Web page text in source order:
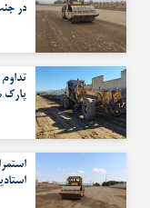
در جنب
پارک
استادیوم ۶